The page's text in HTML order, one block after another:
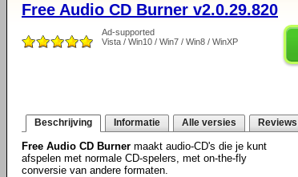
Free Audio CD Burner v2.0.29.820
Ad-supported
Vista / Win10 / Win7 / Win8 / WinXP
Beschrijving Informatie Alle versies Reviews
Free Audio CD Burner maakt audio-CD's die je kunt
afspelen met normale CD-spelers, met on-the-fly
conversie van andere formaten.